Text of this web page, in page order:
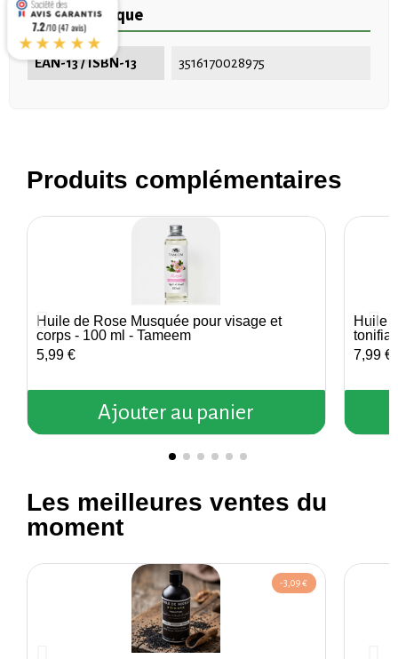
Fiche technique
EAN-13 / ISBN-13 3516170028975
Produits complémentaires
Aperçu rapide
Huile de Rose Musquée pour visage et
corps - 100 ml - Tameem
5,99 €
Ajouter au panier
Huile
7,99 €
Les meilleures ventes du
moment
-3,09 €
7.2/10 (47 avis)
★★★★★